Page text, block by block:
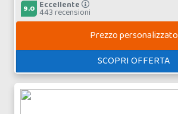
9.0 Eccellente
443 recensioni
Prezzo personalizzato
SCOPRI OFFERTA